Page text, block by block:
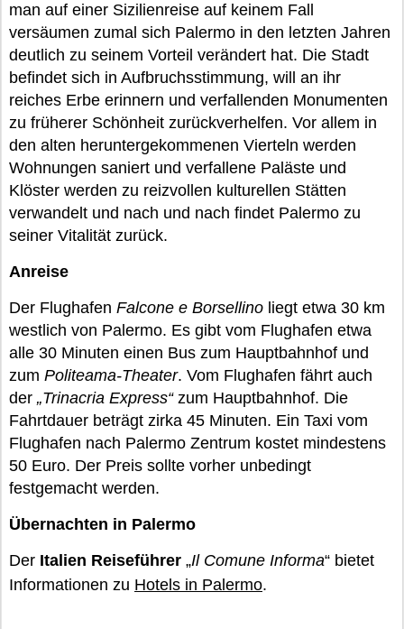
man auf einer Sizilienreise auf keinem Fall
versäumen zumal sich Palermo in den letzten Jahren
deutlich zu seinem Vorteil verändert hat. Die Stadt
befindet sich in Aufbruchsstimmung, will an ihr
reiches Erbe erinnern und verfallenden Monumenten
zu früherer Schönheit zurückverhelfen. Vor allem in
den alten heruntergekommenen Vierteln werden
Wohnungen saniert und verfallene Paläste und
Klöster werden zu reizvollen kulturellen Stätten
verwandelt und nach und nach findet Palermo zu
seiner Vitalität zurück.
Anreise
Der Flughafen Falcone e Borsellino liegt etwa 30 km
westlich von Palermo. Es gibt vom Flughafen etwa
alle 30 Minuten einen Bus zum Hauptbahnhof und
zum Politeama-Theater. Vom Flughafen fährt auch
der „Trinacria Express“zum Hauptbahnhof. Die
Fahrtdauer beträgt zirka 45 Minuten. Ein Taxi vom
Flughafen nach Palermo Zentrum kostet mindestens
50 Euro. Der Preis sollte vorher unbedingt
festgemacht werden.
Übernachten in Palermo
Der Italien Reiseführer „Il Comune Informa“ bietet
Informationen zu Hotels in Palermo.